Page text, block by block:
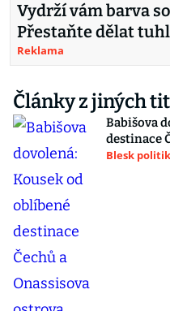
Vydrží vám barva
Přestaňte dělat
Reklama
Články z jiných
Babišova
destinace
Blesk